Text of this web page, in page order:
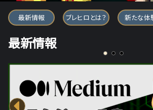
ブレイブ フロンティア
最新情報 ブレヒロとは？ 新たな体
最新情報